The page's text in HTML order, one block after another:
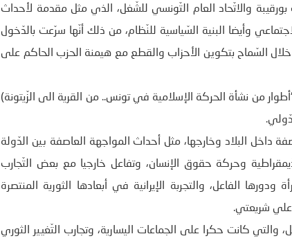
والاتّحاد العام التّونسي للشّغل، الذي مثل مقدمة لأحداث
والاجتماعي وأيضا البنية السّياسية للنّظام، من ذلك أنّها سرّعت بالدّخول
السّماح بتكوين الأحزاب والقطع مع هيمنة الحزب الحاكم على
من نشأة الحركة الإسلامية في تونس.. من القرية الى الزّيتونة)
داخل البلاد وخارجها، مثل أحداث المواجهة العاصفة بين الدّولة
وحركة حقوق الإنسان، وتفاعل خارجيا مع بعض التّجارب
ودورها الفاعل، والتجربة الإيرانية في أبعادها الثورية المنتصرة
شريعتي.
كانت حكرا على الجماعات اليسارية، وتجارب التّغيير الثوري